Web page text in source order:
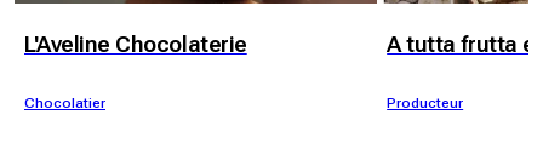
L'Aveline Chocolaterie
Chocolatier
A tutta frutta e
Producteur